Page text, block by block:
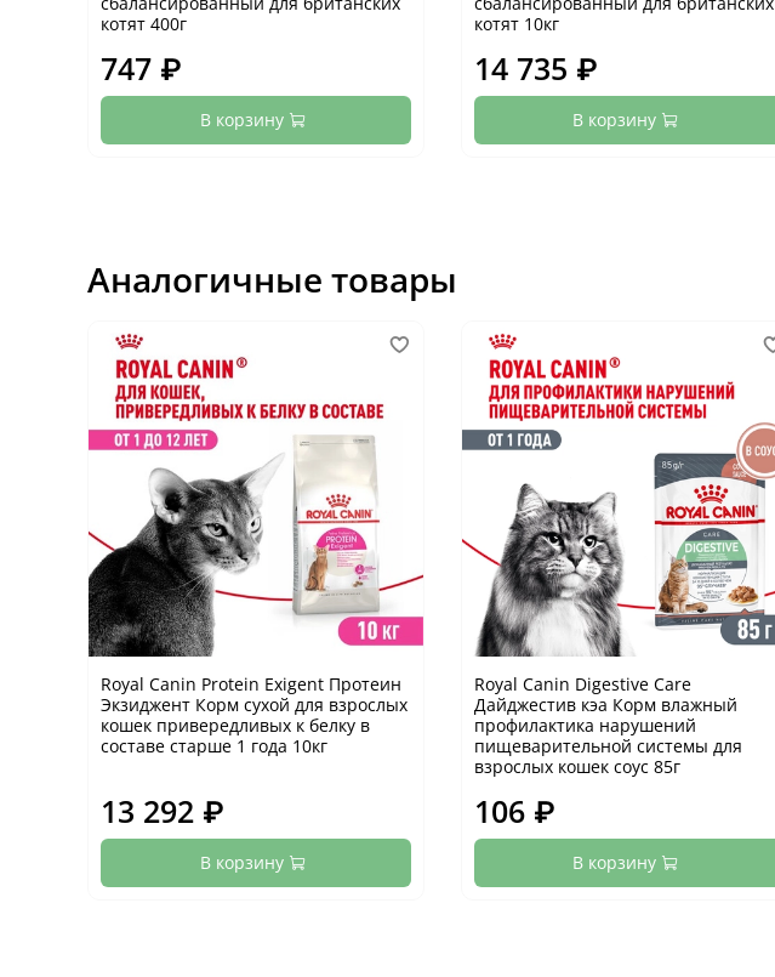
котят 400г
747 ₽
В корзину
котят 10кг
14 735 ₽
В корзину
Аналогичные товары
Royal Canin Protein Exigent Протеин
Экзиджент Корм сухой для взрослых
кошек привередливых к белку в
составе старше 1 года 10кг
13 292 ₽
В корзину
Royal Canin Digestive Care
Дайджестив кэа Корм влажный
профилактика нарушений
пищеварительной системы для
взрослых кошек соус 85г
106 ₽
В корзину